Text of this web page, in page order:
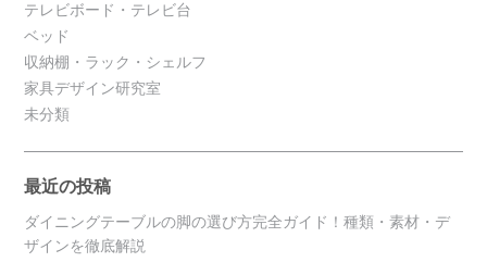
テレビボード・テレビ台
ベッド
収納棚・ラック・シェルフ
家具デザイン研究室
未分類
最近の投稿
ダイニングテーブルの脚の選び方完全ガイド！種類・素材・デ
ザインを徹底解説